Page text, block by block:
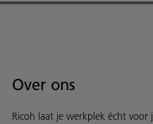
Over ons
Ricoh laat je werkplek écht